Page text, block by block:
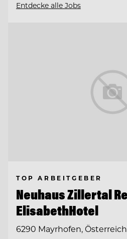
Entdecke alle Jobs
TOP ARBEITGEBER
Neuhaus Zillertal
ElisabethHotel
6290 Mayrhofen, Österreich